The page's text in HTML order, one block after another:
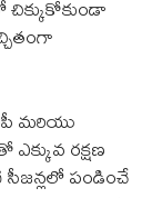
మరియు
రక్షణ
పండించే